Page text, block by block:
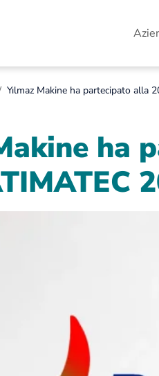
Yılmaz Makine ha partecipato alla
ha